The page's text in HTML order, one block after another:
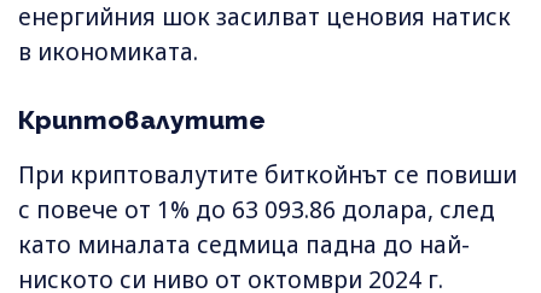
енергийния шок засилват ценовия натиск
в икономиката.
Криптовалутите
При криптовалутите биткойнът се повиши
с повече от 1% до 63 093.86 долара, след
като миналата седмица падна до най-
ниското си ниво от октомври 2024 г.